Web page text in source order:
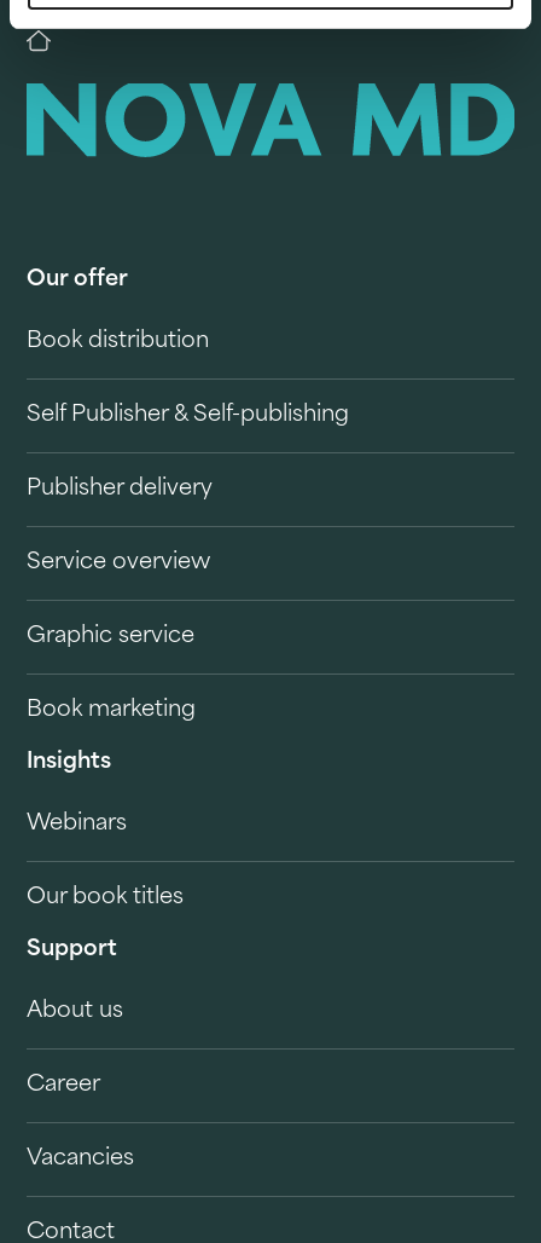
Our offer
Book distribution
Self Publisher & Self-publishing
Publisher delivery
Service overview
Graphic service
Book marketing
Insights
Webinars
Our book titles
Support
About us
Career
Vacancies
Contact